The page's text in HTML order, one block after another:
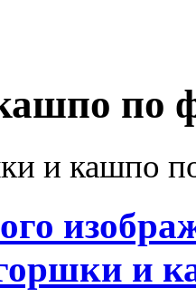
по
и кашпо
и